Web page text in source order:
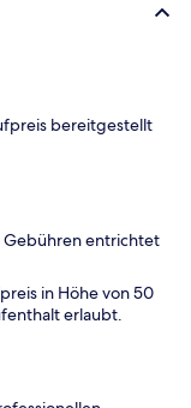
bereitgestellt
Gebühren entrichtet
in Höhe von 50
erlaubt.